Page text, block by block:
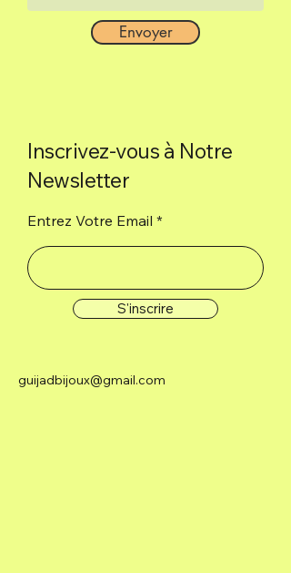
Envoyer
Inscrivez-vous à Notre
Newsletter
Entrez Votre Email
S'inscrire
guijadbijoux@gmail.com